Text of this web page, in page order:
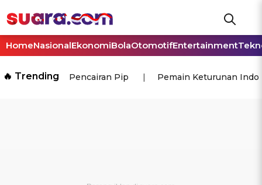
HomeNasionalEkonomiBolaOtomotifEntertainment
🔥 Trending Pencairan Pip Pemain Keturunan